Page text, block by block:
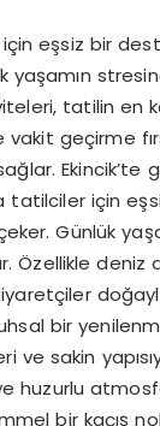
eşsiz bir
tatilin en
geçirme
Ekincik’te
tatilciler için
Günlük
Özellikle
bir
ve sakin
huzurlu
bir kaçış